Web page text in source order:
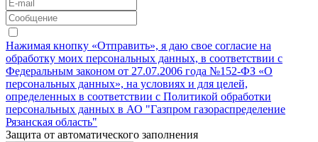
Нажимая кнопку «Отправить», я даю свое согласие на
обработку моих персональных данных, в соответствии с
Федеральным законом от 27.07.2006 года №152-ФЗ «О
персональных данных», на условиях и для целей,
определенных в соответствии с Политикой обработки
персональных данных в АО "Газпром газораспределение
Рязанская область"
Защита от автоматического заполнения